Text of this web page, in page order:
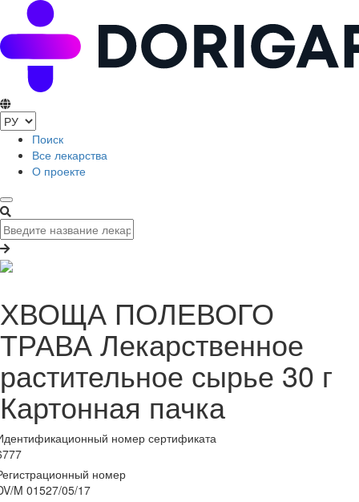
Поиск
Все лекарства
О проекте
ХВОЩА ПОЛЕВОГО
ТРАВА Лекарственное
растительное сырье 30 г
Картонная пачка
номер сертификата
номер
M 01527/05/17